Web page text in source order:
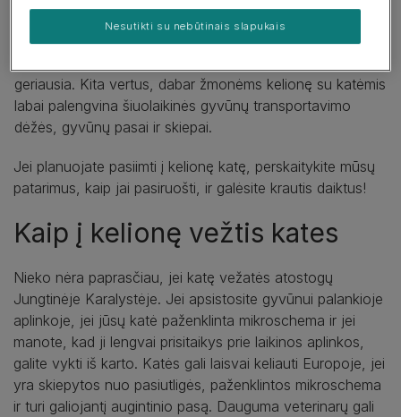
Katės iš tiesų mėgsta savo teritoriją, todėl kačių
šeimininkai dažniausiai nusprendžia palikti jas patikimam
geriausia. Kita vertus, dabar žmonėms kelionę su katėmis
labai palengvina šiuolaikinės gyvūnų transportavimo
dėžės, gyvūnų pasai ir skiepai.
Jei planuojate pasiimti į kelionę katę, perskaitykite mūsų
patarimus, kaip jai pasiruošti, ir galėsite krautis daiktus!
Kaip į kelionę vežtis kates
Nieko nėra paprasčiau, jei katę vežatės atostogų
Jungtinėje Karalystėje. Jei apsistosite gyvūnui palankioje
aplinkoje, jei jūsų katė paženklinta mikroschema ir jei
manote, kad ji lengvai prisitaikys prie laikinos aplinkos,
galite vykti iš karto. Katės gali laisvai keliauti Europoje, jei
yra skiepytos nuo pasiutligės, paženklintos mikroschema
ir turi galiojantį augintinio pasą. Dauguma veterinarų gali
Nesutikti su nebūtinais slapukais